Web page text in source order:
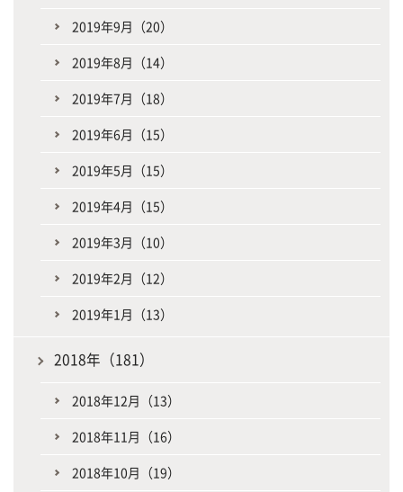
2019年9月（20）
2019年8月（14）
2019年7月（18）
2019年6月（15）
2019年5月（15）
2019年4月（15）
2019年3月（10）
2019年2月（12）
2019年1月（13）
2018年（181）
2018年12月（13）
2018年11月（16）
2018年10月（19）